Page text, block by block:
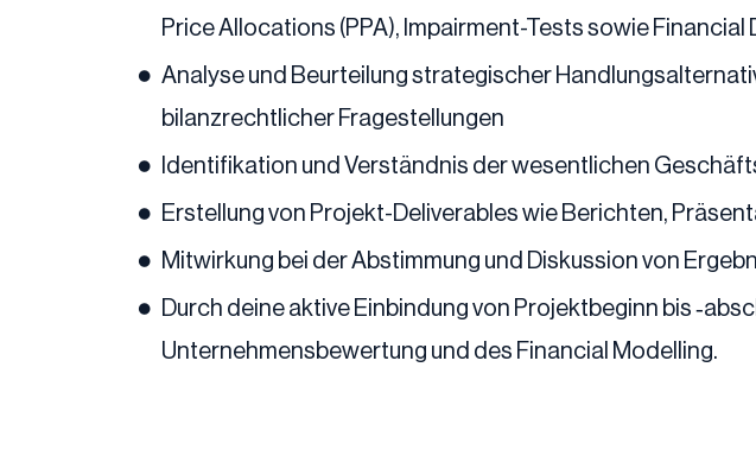
Price Allocations (PPA), Impairment-Tests sowie Financial
Analyse und Beurteilung strategischer
bilanzrechtlicher Fragestellungen
Identifikation und Verständnis der wesentlichen
Erstellung von Projekt-Deliverables wie Berichten,
Mitwirkung bei der Abstimmung und Diskussion von
Durch deine aktive Einbindung von Projektbeginn bis
Unternehmensbewertung und des Financial Modelling.